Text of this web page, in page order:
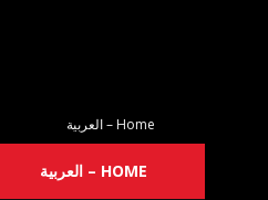
Home – العربية
HOME – العربية